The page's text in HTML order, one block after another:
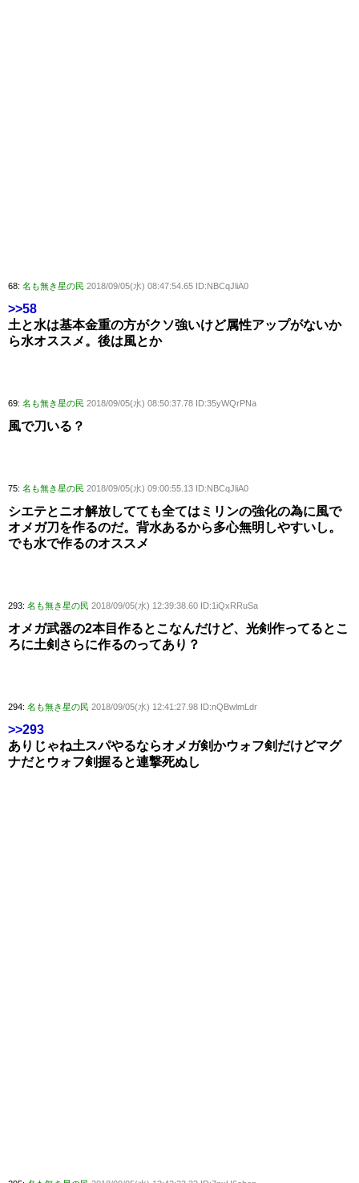
68: 名も無き星の民 2018/09/05(水) 08:47:54.65 ID:NBCqJliA0
>>58
土と水は基本金重の方がクソ強いけど属性アップがないか
ら水オススメ。後は風とか
69: 名も無き星の民 2018/09/05(水) 08:50:37.78 ID:35yWQrPNa
風で刀いる？
75: 名も無き星の民 2018/09/05(水) 09:00:55.13 ID:NBCqJliA0
シエテとニオ解放してても全てはミリンの強化の為に風で
オメガ刀を作るのだ。背水あるから多心無明しやすいし。
でも水で作るのオススメ
293: 名も無き星の民 2018/09/05(水) 12:39:38.60 ID:1iQxRRuSa
オメガ武器の2本目作るとこなんだけど、光剣作ってるとこ
ろに土剣さらに作るのってあり？
294: 名も無き星の民 2018/09/05(水) 12:41:27.98 ID:nQBwlmLdr
>>293
ありじゃね土スパやるならオメガ剣かウォフ剣だけどマグ
ナだとウォフ剣握ると連撃死ぬし